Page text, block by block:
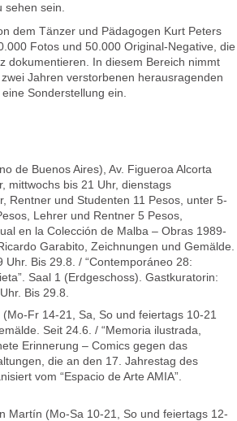
sehen sein.
dem Tänzer und Pädagogen Kurt Peters
Fotos und 50.000 Original-Negative, die
dokumentieren. In diesem Bereich nimmt
Jahren verstorbenen herausragenden
Sonderstellung ein.
de Buenos Aires), Av. Figueroa Alcorta
mittwochs bis 21 Uhr, dienstags
Rentner und Studenten 11 Pesos, unter 5-
Lehrer und Rentner 5 Pesos,
en la Colección de Malba – Obras 1989-
Garabito, Zeichnungen und Gemälde.
Bis 29.8. / “Contemporáneo 28:
Saal 1 (Erdgeschoss). Gastkuratorin:
Bis 29.8.
(Mo-Fr 14-21, Sa, So und feiertags 10-21
Seit 24.6. / “Memoria ilustrada,
Erinnerung – Comics gegen das
die an den 17. Jahrestag des
vom “Espacio de Arte AMIA”.
Martín (Mo-Sa 10-21, So und feiertags 12-